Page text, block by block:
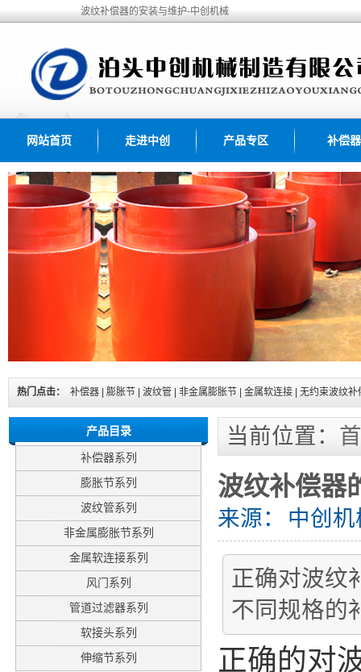
波纹补偿器的安装与维护-中创机械
网站首页 走进中创 产品专区 补偿器
热门点击： 补偿器 膨胀节 波纹管 非金属膨胀节 金属软连接 无约束波纹补
当前位置：
波纹补偿器
来源： 中创机
正确对波纹
不同规格的
正确的对
产品目录
补偿器系列
膨胀节系列
波纹管系列
非金属膨胀节系列
金属软连接系列
风门系列
管道过滤器系列
软接头系列
伸缩节系列